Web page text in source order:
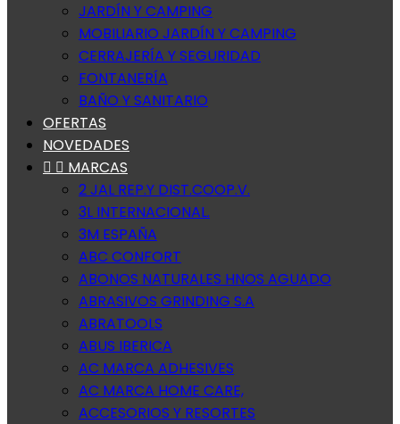
JARDÍN Y CAMPING
MOBILIARIO JARDÍN Y CAMPING
CERRAJERÍA Y SEGURIDAD
FONTANERÍA
BAÑO Y SANITARIO
OFERTAS
NOVEDADES
  MARCAS
2 JAL REP.Y DIST.COOP.V.
3L INTERNACIONAL.
3M ESPAÑA
ABC CONFORT
ABONOS NATURALES HNOS AGUADO
ABRASIVOS GRINDING S.A
ABRATOOLS
ABUS IBERICA
AC MARCA ADHESIVES
AC MARCA HOME CARE,
ACCESORIOS Y RESORTES